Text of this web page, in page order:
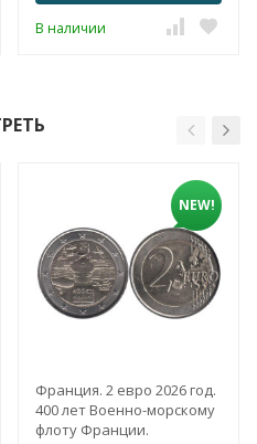
В наличии
NEW!
Франция. 2 евро 2026 год.
400 лет Военно-морскому
флоту Франции.